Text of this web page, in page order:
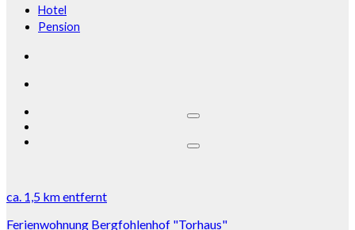
Hotel
Pension
ca. 1,5 kmentfernt
Ferienwohnung Bergfohlenhof "Torhaus"